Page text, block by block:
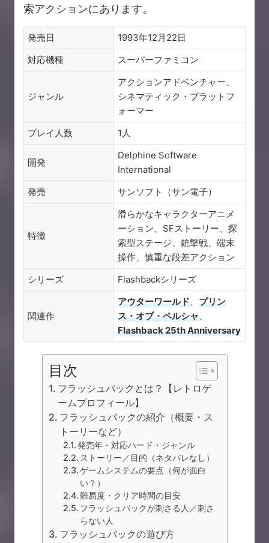
索アクションにあります。
発売日
1993年12月22日
対応機種
スーパーファミコン
ジャンル
アクションアドベンチャー、
シネマティック・プラットフ
ォーマー
プレイ人数
1人
開発
Delphine Software
International
発売
サンソフト（サン電子）
特徴
滑らかなキャラクターアニメ
ーション、SFストーリー、探
索型ステージ、銃撃戦、端末
操作、慎重な段差アクション
シリーズ
Flashbackシリーズ
関連作
アウターワールド、 プリン
ス・オブ・ペルシャ、
Flashback 25th Anniversary
目次
フラッシュバックとは？【レトロゲ
ームプロフィール】
フラッシュバックの紹介（概要・ス
トーリーなど）
発売年・対応ハード・ジャンル
ストーリー／目的（ネタバレなし）
ゲームシステムの要点（何が面白
い？）
難易度・クリア時間の目安
フラッシュバックが刺さる人／刺さ
らない人
フラッシュバックの遊び方